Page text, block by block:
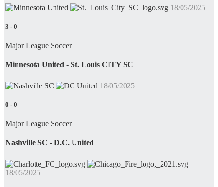
18/05/2025
3 - 0
Major League Soccer
Minnesota United - St. Louis CITY SC
18/05/2025
0 - 0
Major League Soccer
Nashville SC - D.C. United
18/05/2025